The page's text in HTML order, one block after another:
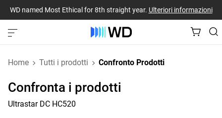
WD named Most Ethical for 8th straight year. Ulteriori informazioni
Home Tutti i prodotti Confronto Prodotti
Confronta i prodotti
Ultrastar DC HC520